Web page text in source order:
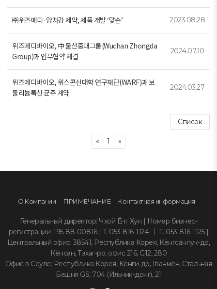
㈜위즈메디·양자강 제약, 제품 개발 ‘맞손’ 2023.08.28
위즈메디바이오, 中 물산중대그룹(Wuchan Zhongda
Group)과 업무협약 체결
2024.07.10
위즈메디바이오, 위스콘신대학 연구재단(WARF)과 보
툴리늄톡신 균주 계약
2024.03.27
Список
«Previous
1 »Next
О Компании ПРИМЕЧАНИЕ Контактная информация
Генеральный директор: Чхой Ёнг Хун | Номер бизнес-
регистрации: 195-88-00816 | T. 053-816-1124 ｜ F. 053-816-1125 |
Центральный офис: 38541, Республика Корея, Кёнгсанпук-до,
Кёнсан, Тэхаг-ро, офис 216, G12, 280
Офис в Сеуле: Республика Корея, Кёнги-до, Гванмён, Стальная
Башня GS, 704 (Ильчик-донг), 21